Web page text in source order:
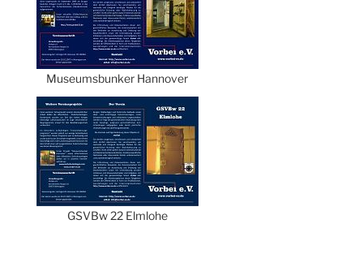
Museumsbunker Hannover
GSVBw 22 Elmlohe